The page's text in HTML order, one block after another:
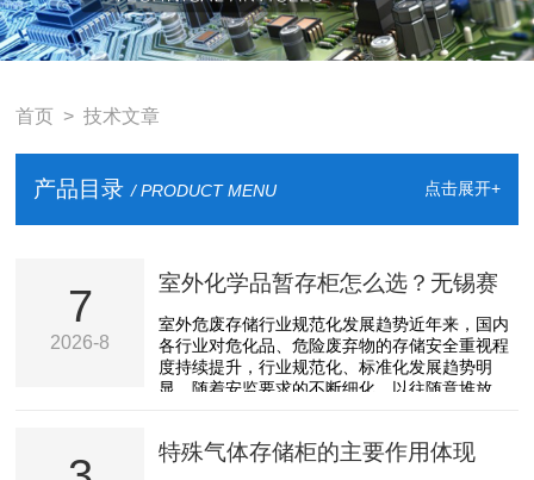
首页 > 技术文章
产品目录 / PRODUCT MENU 点击展开+
7
2026-8
室外化学品暂存柜怎么选？无锡赛
弗安全扎实之选
室外危废存储行业规范化发展趋势近年来，国内
各行业对危化品、危险废弃物的存储安全重视程
度持续提升，行业规范化、标准化发展趋势明
显。随着安监要求的不断细化，以往随意堆放、
产损失、环境污染，相关责任人还将面临严厉的
特殊气体存储柜的主要作用体现